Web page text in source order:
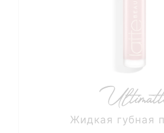
Жидкая губная